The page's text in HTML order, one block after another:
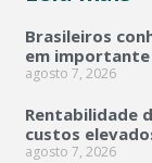
Brasileiros
em importante
agosto 7, 2026
Rentabilidade
custos
agosto 7, 2026